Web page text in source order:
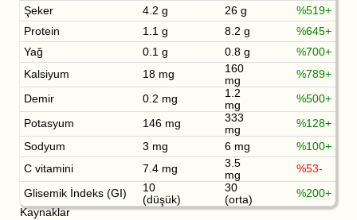
Şeker
4.2 g 26 g
%519+
Protein
1.1 g 8.2 g
%645+
Yağ
0.1 g 0.8 g
%700+
Kalsiyum
18 mg
160
mg
%789+
Demir
0.2 mg
1.2
mg
%500+
Potasyum
146 mg
333
mg
%128+
Sodyum
3 mg 6 mg
%100+
C vitamini
7.4 mg
3.5
mg
%53-
Glisemik İndeks (GI)
10
(düşük)
30
(orta)
%200+
Kaynaklar